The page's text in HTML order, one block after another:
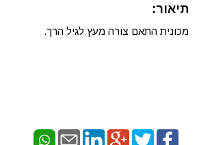
תיאור:
מכונית התאם צורה מעץ לגיל הרך.